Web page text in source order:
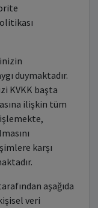
duymaktadır.
KVKK başta
ilişkin tüm
karşı
aşağıda
veri